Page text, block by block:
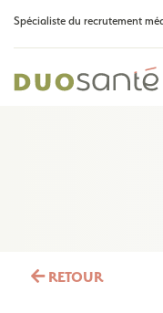
Spécialiste du recrutement
RETOUR